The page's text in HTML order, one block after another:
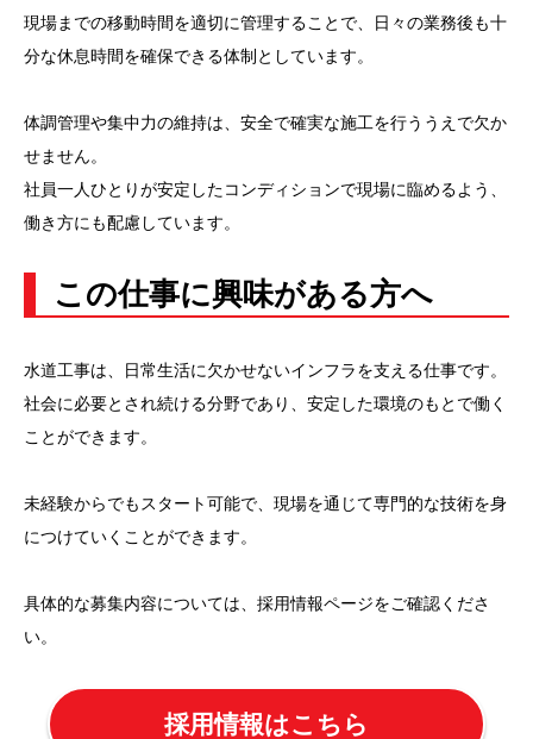
現場までの移動時間を適切に管理することで、日々の業務後も十
分な休息時間を確保できる体制としています。
体調管理や集中力の維持は、安全で確実な施工を行ううえで欠か
せません。
社員一人ひとりが安定したコンディションで現場に臨めるよう、
働き方にも配慮しています。
この仕事に興味がある方へ
水道工事は、日常生活に欠かせないインフラを支える仕事です。
社会に必要とされ続ける分野であり、安定した環境のもとで働く
ことができます。
未経験からでもスタート可能で、現場を通じて専門的な技術を身
につけていくことができます。
具体的な募集内容については、採用情報ページをご確認くださ
い。
採用情報はこちら